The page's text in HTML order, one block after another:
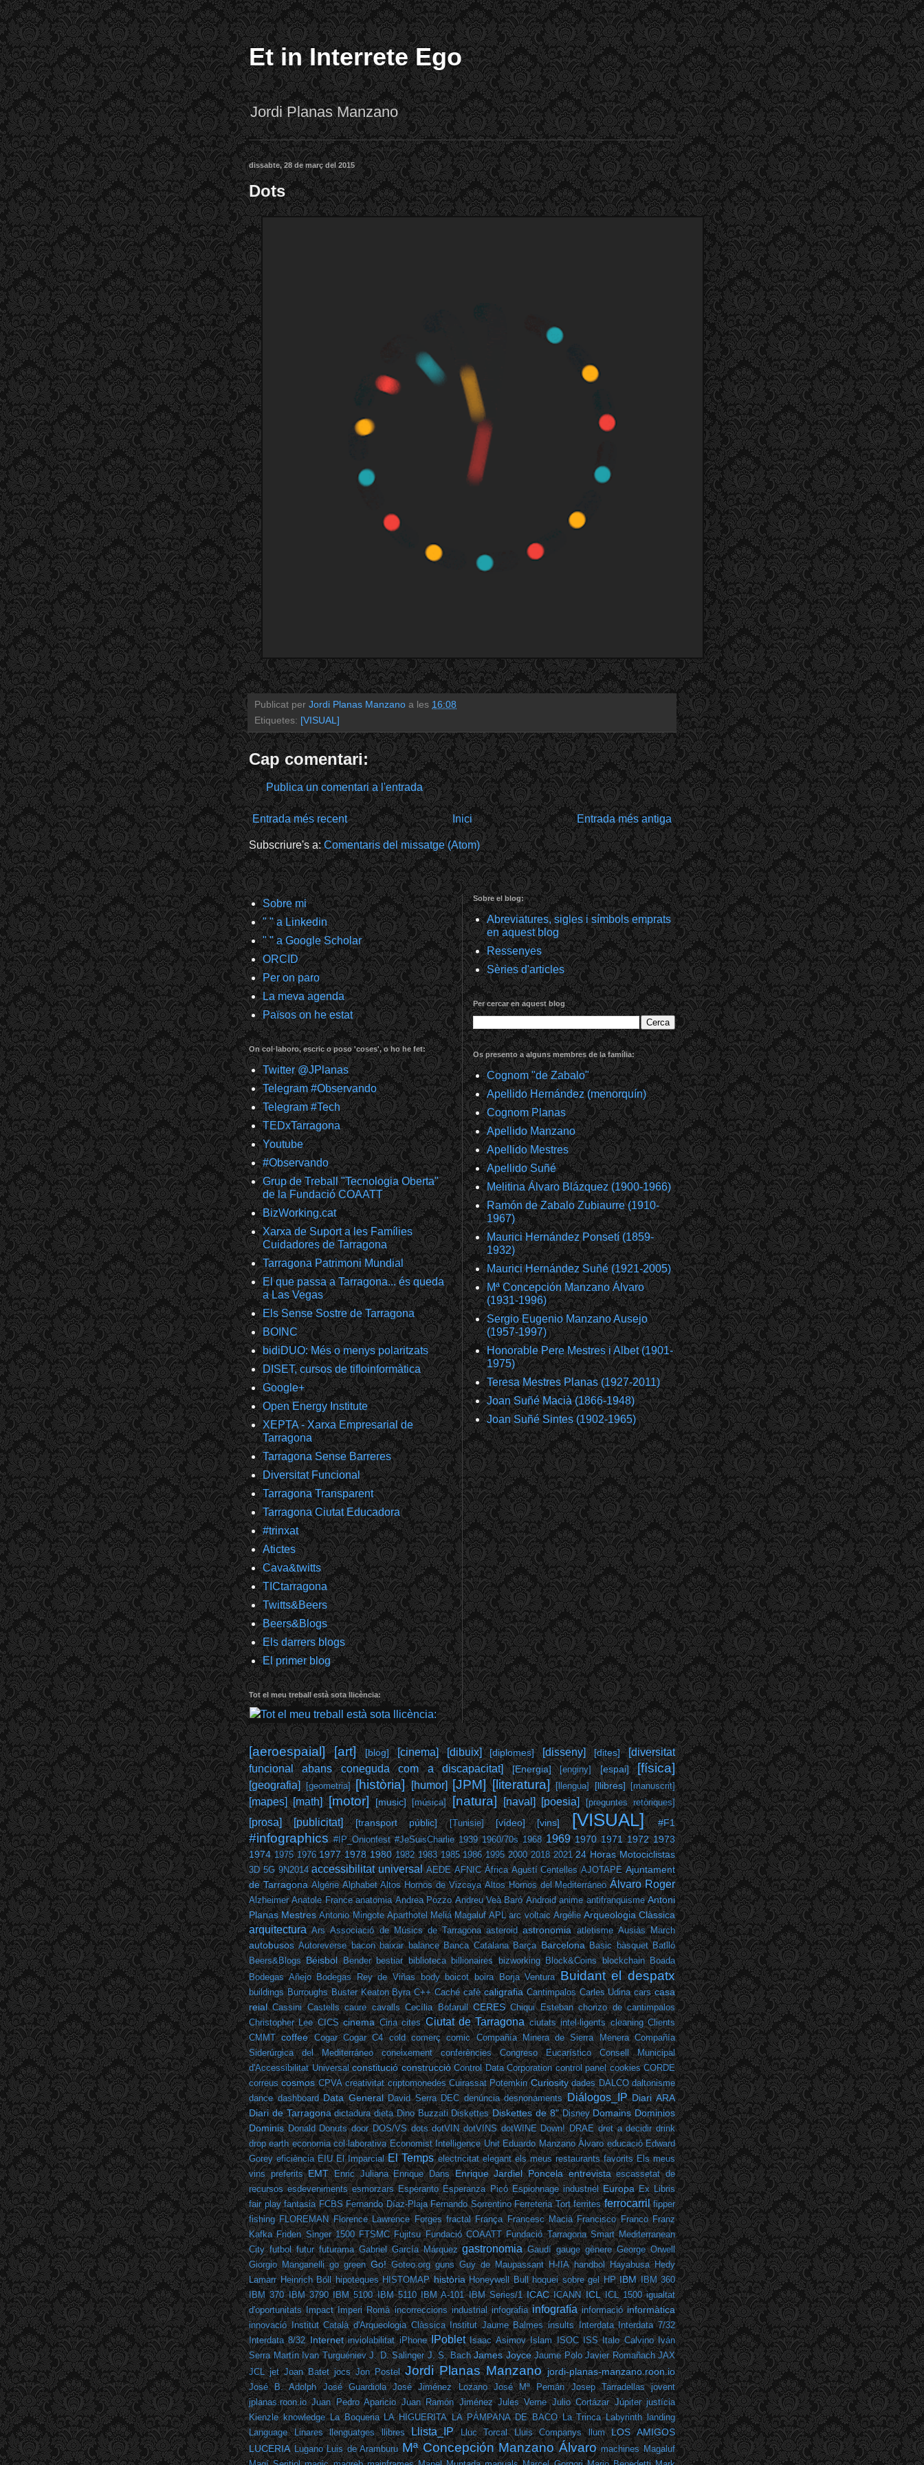
Et in Interrete Ego
Jordi Planas Manzano
dissabte, 28 de març del 2015
Dots
Publicat per Jordi Planas Manzano a les 16:08
Etiquetes: [VISUAL]
Cap comentari:
Publica un comentari a l'entrada
Entrada més recent Entrada més antiga
Inici
Subscriure's a:Comentaris del missatge (Atom)
Sobre mi
" " a Linkedin
" " a Google Scholar
ORCID
Per on paro
La meva agenda
Països on he estat
On col·laboro, escric o poso 'coses', o ho he fet:
Twitter @JPlanas
Telegram #Observando
Telegram #Tech
TEDxTarragona
Youtube
#Observando
Grup de Treball "Tecnologia Oberta"
de la Fundació COAATT
BizWorking.cat
Xarxa de Suport a les Famílies
Cuidadores de Tarragona
Tarragona Patrimoni Mundial
El que passa a Tarragona... és queda
a Las Vegas
Els Sense Sostre de Tarragona
BOINC
bidiDUO: Més o menys polaritzats
DISET, cursos de tifloinformàtica
Google+
Open Energy Institute
XEPTA - Xarxa Empresarial de
Tarragona
Tarragona Sense Barreres
Diversitat Funcional
Tarragona Transparent
Tarragona Ciutat Educadora
#trinxat
Atictes
Cava&twitts
TICtarragona
Twitts&Beers
Beers&Blogs
Els darrers blogs
El primer blog
Tot el meu treball està sota llicència:
Sobre el blog:
Abreviatures, sigles i símbols emprats
en aquest blog
Ressenyes
Sèries d'articles
Per cercar en aquest blog
Os presento a alguns membres de la família:
Cognom "de Zabalo"
Apellido Hernández (menorquín)
Cognom Planas
Apellido Manzano
Apellido Mestres
Apellido Suñé
Melitina Álvaro Blázquez (1900-1966)
Ramón de Zabalo Zubiaurre (1910-
1967)
Maurici Hernández Ponsetí (1859-
1932)
Maurici Hernández Suñé (1921-2005)
Mª Concepción Manzano Álvaro
(1931-1996)
Sergio Eugenio Manzano Ausejo
(1957-1997)
Honorable Pere Mestres i Albet (1901-
1975)
Teresa Mestres Planas (1927-2011)
Joan Suñé Macià (1866-1948)
Joan Suñé Sintes (1902-1965)
[aeroespaial] [art] [blog] [cinema] [dibuix] [diplomes] [disseny] [dites]
[diversitat
funcional abans coneguda com a discapacitat]
[Energia] [enginy] [espai] [física]
[geografia] [geometria] [història] [humor] [JPM] [literatura] [llengua] [llibres] [manuscrit]
[mapes] [math] [motor] [music] [música] [natura] [naval] [poesia] [preguntes retòriques]
[prosa] [publicitat] [transport públic] [Tunisie] [vídeo] [vins] [VISUAL] #F1
#infographics #IP_Onionfest #JeSuisCharlie 1939 1960/70s 1968 1969 1970 1971 1972 1973
1974 1975 1976 1977 1978 1980 1982 1983 1985 1986 1995 2000 2018 2021 24 Horas Motociclistas
3D 5G 9N2014 accessibilitat universal AEDE AFNIC Àfrica Agustí Centelles AJOTAPE Ajuntament
de Tarragona Algérie Alphabet Altos Hornos de Vizcaya Altos Hornos del Mediterráneo Álvaro Roger
Alzheimer Anatole France anatomia Andrea Pozzo Andreu Veà Baró Android anime antifranquisme Antoni
Planas Mestres Antonio Mingote Aparthotel Meliá Magaluf APL arc voltaic Argélie Arqueologia Clàssica
arquitectura Ars Associació de Músics de Tarragona asteroid astronomia atletisme Ausiàs March
autobusos Autoreverse bacon baixar balance Banca Catalana Barça Barcelona Basic bàsquet Batlló
Beers&Blogs Béisbol Bender bestiar biblioteca billionaires bizworking Block&Coins blockchain Boada
Bodegas Añejo Bodegas Rey de Viñas body boicot boira Borja Ventura Buidant el despatx
buildings Burroughs Buster Keaton Byra C++ Caché cafè caligrafia Cantimpalos Carles Udina cars casa
reial Cassini Castells caure cavalls Cecília Bofarull CERES Chiqui Esteban chorizo de cantimpalos
Christopher Lee CICS cinema Ciria cites Ciutat de Tarragona ciutats intel·ligents cleaning Clients
CMMT coffee Cogar Cogar C4 cold comerç comic Compañía Minera de Sierra Menera Compañía
Siderúrgica del Mediterráneo
coneixement conferències Congreso Eucarístico
Consell Municipal
d'Accessibilitat Universal constitució construcció Control Data Corporation control panel cookies CORDE
correus cosmos CPVA creativitat criptomonedes Cuirassat Potemkin Curiosity dades DALCO daltonisme
dance dashboard Data General David Serra DEC denúncia desnonaments Diálogos_IP Diari ARA
Diari de Tarragona dictadura dieta Dino Buzzati Diskettes Diskettes de 8" Disney Domains Dominios
Dominis Donald Donuts door DOS/VS dots dotVIN dotVINS dotWINE Down! DRAE dret a decidir drink
drop earth economia col·laborativa Economist Intelligence Unit Eduardo Manzano Álvaro educació Edward
Gorey eficiència EIU El Imparcial El Temps electricitat elegant els meus restaurants favorits Els meus
vins preferits EMT Enric Juliana Enrique Dans Enrique Jardiel Poncela entrevista escassetat de
recursos esdeveniments esmorzars Esperanto Esperanza Picó Espionnage industriel Europa Ex Libris
fair play fantasia FCBS Fernando Díaz-Plaja Fernando Sorrentino Ferreteria Tort ferrites ferrocarril fipper
fishing FLOREMAN Florence Lawrence Forges fractal França Francesc Macià Francisco Franco Franz
Kafka Friden Singer 1500 FTSMC Fujitsu Fundació COAATT Fundació Tarragona Smart Mediterranean
City futbol futur futurama Gabriel García Márquez gastronomia Gaudí gauge gènere George Orwell
Giorgio Manganelli go green Go! Goteo.org guns Guy de Maupassant H-IIA handbol Hayabusa Hedy
Lamarr Heinrich Böll hipoteques HISTOMAP història Honeywell Bull hoquei sobre gel HP IBM IBM 360
IBM 370 IBM 3790 IBM 5100 IBM 5110 IBM A-101 IBM Series/1 ICAC ICANN ICL ICL 1500 igualtat
d'oportunitats Impact Imperi Romà incorreccions industrial infografia infografía informació informàtica
innovació Institut Català d'Arqueologia Clàssica Institut Jaume Balmes insults Interdata Interdata 7/32
Interdata 8/32 Internet inviolabilitat iPhone IPoblet Isaac Asimov Islam ISOC ISS Italo Calvino Iván
Serra Martín Ivan Turguéniev J. D. Salinger J. S. Bach James Joyce Jaume Polo Javier Romañach JAX
JCL jet Joan Batet jocs Jon Postel Jordi Planas Manzano jordi-planas-manzano.roon.io
José B. Adolph José Guardiola José Jiménez Lozano José Mª Pemán Josep Tarradellas
jovent
jplanas.roon.io Juan Pedro Aparicio Juan Ramón Jiménez Jules Verne Julio Cortázar Júpiter justícia
Kienzle knowledge La Boqueria LA HIGUERITA LA PÁMPANA DE BACO La Trinca Labyrinth landing
Language
Linares llenguatges llibres Llista_IP Lluc Torcal Lluis Companys llum
LOS AMIGOS
LUCERIA Lugano Luis de Aramburu Mª Concepción Manzano Álvaro machines Magaluf